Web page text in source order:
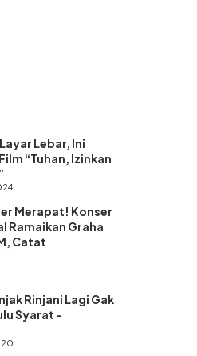
Lebar, Ini
“Tuhan, Izinkan
Merapat! Konser
Ramaikan Graha
Catat
Rinjani Lagi Gak
Syarat -